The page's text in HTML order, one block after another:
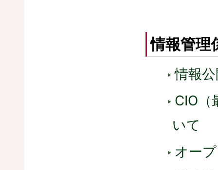
情報管理
情報
CIO（
いて
オー